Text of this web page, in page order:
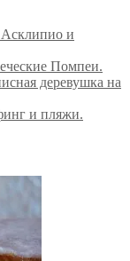
Асклипио и
Помпеи.
деревушка на
и пляжи.